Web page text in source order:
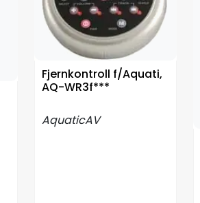
Fjernkontroll f/Aquati,
AQ-WR3f***
AquaticAV